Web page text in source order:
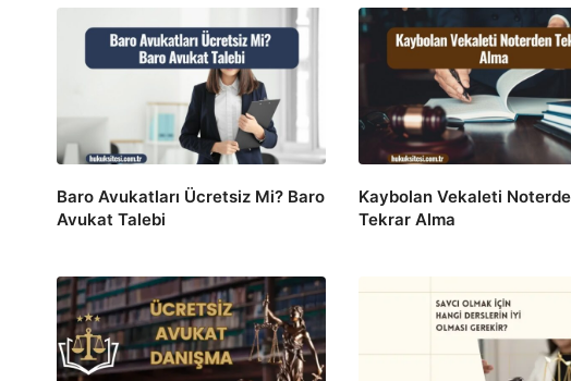
Baro Avukatları Ücretsiz Mi? Baro
Avukat Talebi
Kaybolan Vekaleti
Tekrar Alma